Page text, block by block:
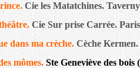
Cie les Matatchines.
Cie Sur prise Carrée.
dans ma crèche. Cèche
mômes. Ste Geneviève des bois